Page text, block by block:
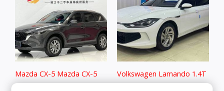
Mazda CX-5 Mazda CX-5
Volkswagen Lamando 1.4T